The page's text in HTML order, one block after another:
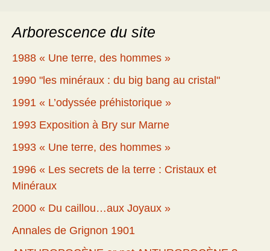
Arborescence du site
1988 « Une terre, des hommes »
1990 "les minéraux : du big bang au cristal"
1991 « L’odyssée préhistorique »
1993 Exposition à Bry sur Marne
1993 « Une terre, des hommes »
1996 « Les secrets de la terre : Cristaux et
Minéraux
2000 « Du caillou…aux Joyaux »
Annales de Grignon 1901